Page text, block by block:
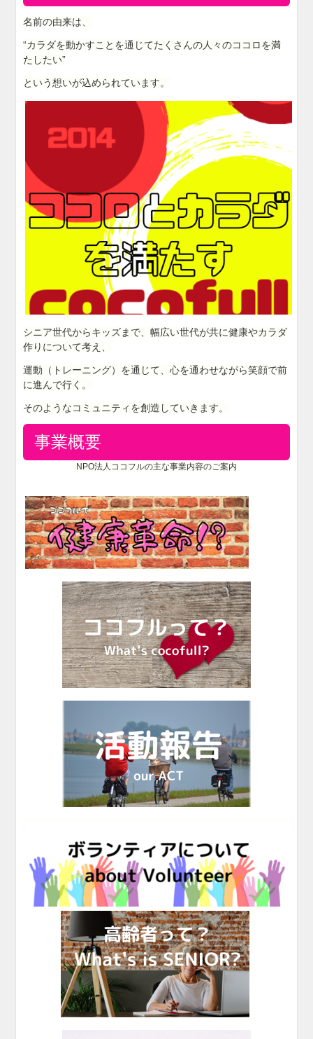
名前の由来は、
“カラダを動かすことを通じてたくさんの人々のココロを満
たしたい”
という想いが込められています。
シニア世代からキッズまで、幅広い世代が共に健康やカラダ
作りについて考え、
運動（トレーニング）を通じて、心を通わせながら笑顔で前
に進んで行く。
そのようなコミュニティを創造していきます。
事業概要
NPO法人ココフルの主な事業内容のご案内